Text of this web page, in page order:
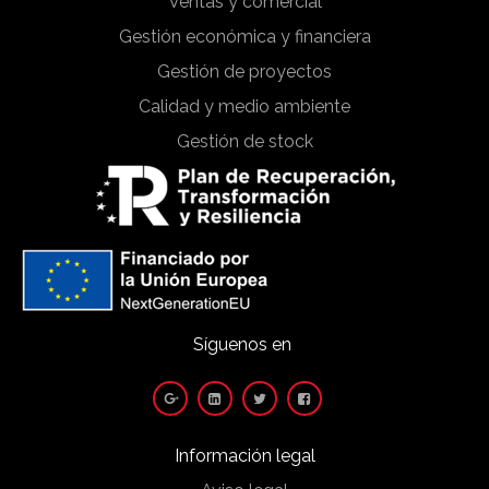
Gestión económica y financiera
Gestión de proyectos
Calidad y medio ambiente
Gestión de stock
Síguenos en
Información legal